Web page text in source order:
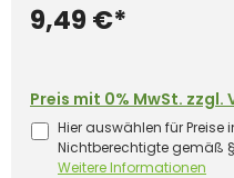
9,49 €*
Preis mit 0% MwSt. zzgl.
Hier auswählen für Preise
Nichtberechtigte gemäß §
Weitere Informationen